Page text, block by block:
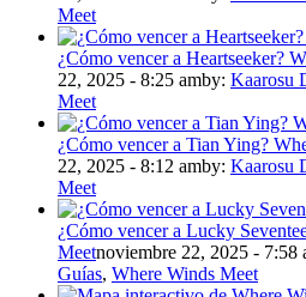
Meet
¿Cómo vencer a Heartseeker?
22, 2025 - 8:25 amby: Kaarosu
Meet
¿Cómo vencer a Tian Ying?
22, 2025 - 8:12 amby: Kaarosu
Meet
¿Cómo vencer a Lucky
Meetnoviembre 22, 2025 - 7:58
Guías, Where Winds Meet